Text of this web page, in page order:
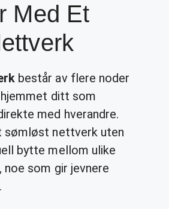
Med Et
består av flere noder
ditt som
med hverandre.
sømløst nettverk uten
bytte mellom ulike
noe som gir jevnere